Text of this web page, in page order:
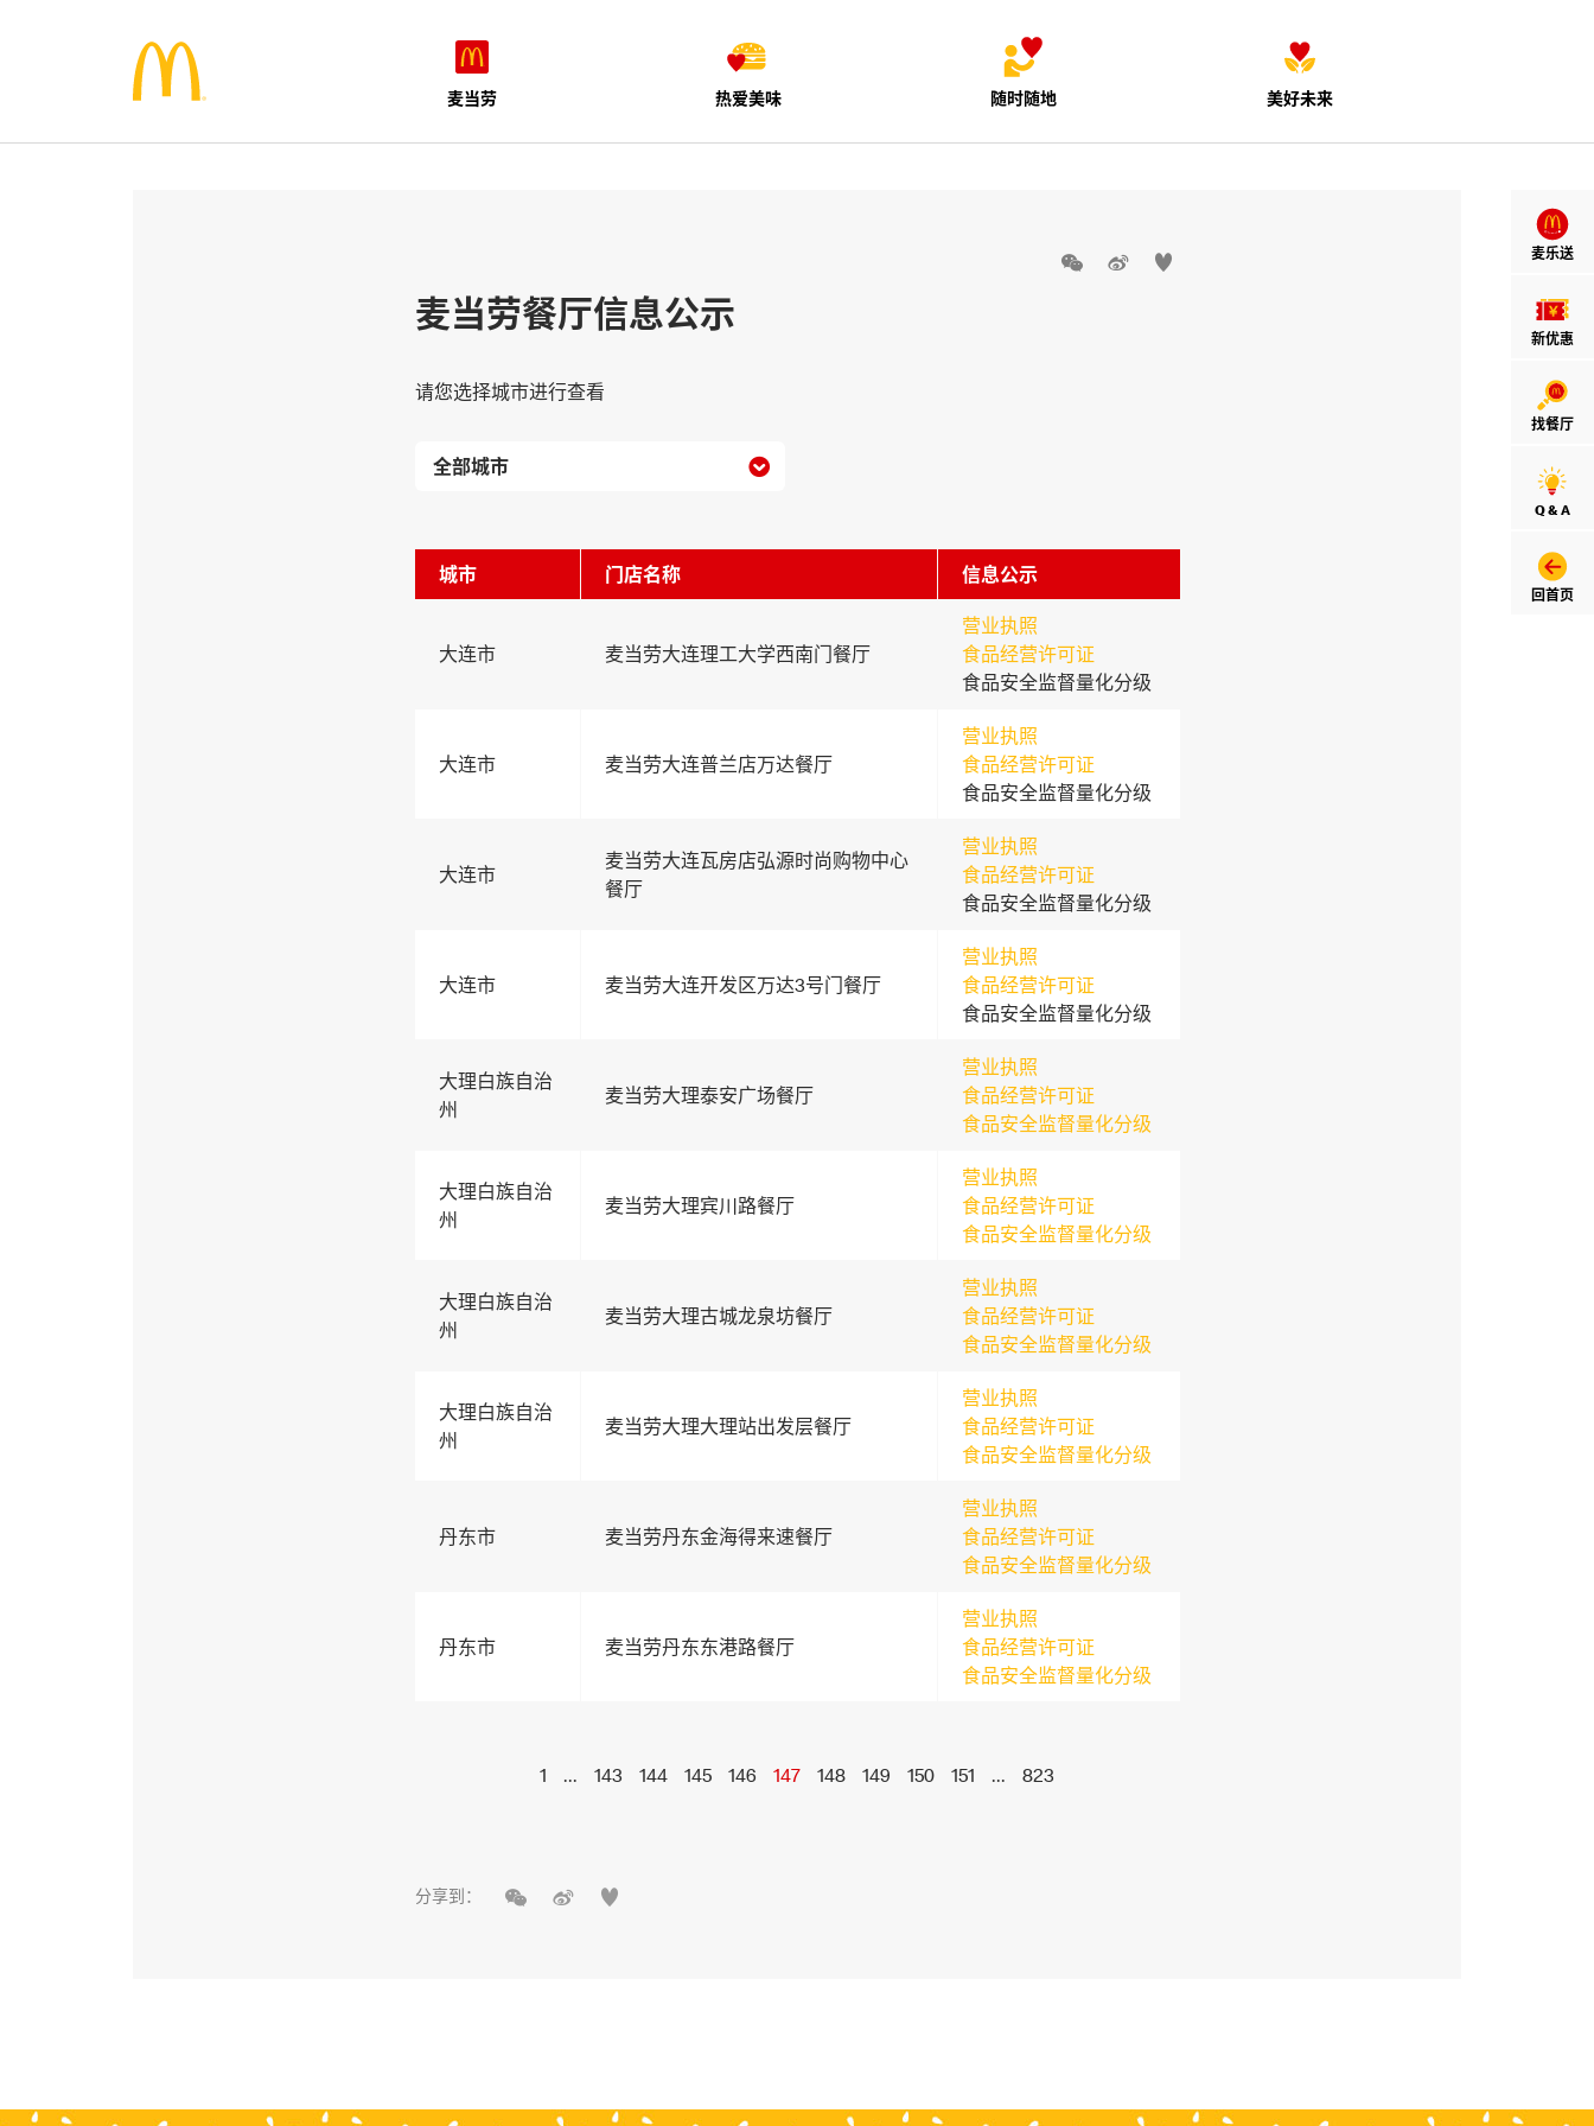
麦当劳 热爱美味 随时随地 美好未来
麦乐送
新优惠
找餐厅
Q & A
回首页
  
麦当劳餐厅信息公示
请您选择城市进行查看

城市 门店名称 信息公示
大连市 麦当劳大连理工大学西南门餐厅
营业执照
食品经营许可证
食品安全监督量化分级
大连市 麦当劳大连普兰店万达餐厅
营业执照
食品经营许可证
食品安全监督量化分级
大连市
麦当劳大连瓦房店弘源时尚购物中心
餐厅
营业执照
食品经营许可证
食品安全监督量化分级
大连市 麦当劳大连开发区万达3号门餐厅
营业执照
食品经营许可证
食品安全监督量化分级
大理白族自治
州
麦当劳大理泰安广场餐厅
营业执照
食品经营许可证
食品安全监督量化分级
大理白族自治
州
麦当劳大理宾川路餐厅
营业执照
食品经营许可证
食品安全监督量化分级
大理白族自治
州
麦当劳大理古城龙泉坊餐厅
营业执照
食品经营许可证
食品安全监督量化分级
大理白族自治
州
麦当劳大理大理站出发层餐厅
营业执照
食品经营许可证
食品安全监督量化分级
丹东市 麦当劳丹东金海得来速餐厅
营业执照
食品经营许可证
食品安全监督量化分级
丹东市 麦当劳丹东东港路餐厅
营业执照
食品经营许可证
食品安全监督量化分级
1 ... 143 144 145 146 147 148 149 150 151 ... 823
分享到：   